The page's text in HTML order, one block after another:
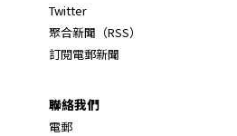
Twitter
聚合新聞（RSS）
訂閱電郵新聞
聯絡我們
電郵